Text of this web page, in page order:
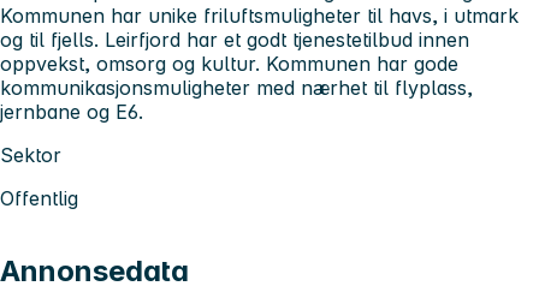
Kommunen har unike friluftsmuligheter til havs, i utmark
og til fjells. Leirfjord har et godt tjenestetilbud innen
oppvekst, omsorg og kultur. Kommunen har gode
kommunikasjonsmuligheter med nærhet til flyplass,
jernbane og E6.
Sektor
Offentlig
Annonsedata